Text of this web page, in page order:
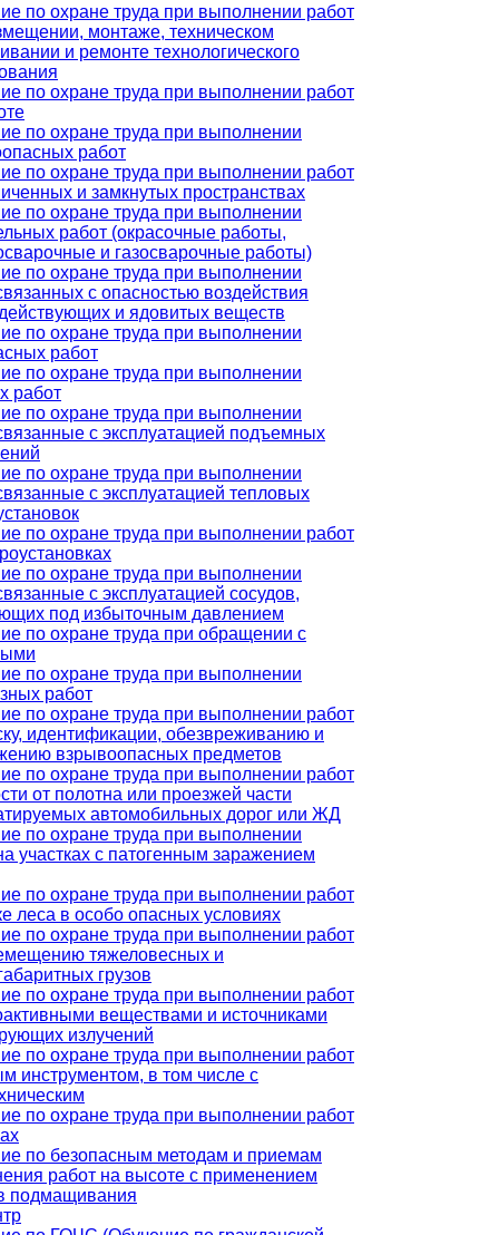
по охране труда при выполнении работ
монтаже, техническом
и ремонте технологического
по охране труда при выполнении работ
по охране труда при выполнении
работ
по охране труда при выполнении работ
и замкнутых пространствах
по охране труда при выполнении
работ (окрасочные работы,
и газосварочные работы)
по охране труда при выполнении
с опасностью воздействия
и ядовитых веществ
по охране труда при выполнении
работ
по охране труда при выполнении
работ
по охране труда при выполнении
с эксплуатацией подъемных
по охране труда при выполнении
с эксплуатацией тепловых
по охране труда при выполнении работ
по охране труда при выполнении
с эксплуатацией сосудов,
под избыточным давлением
по охране труда при обращении с
по охране труда при выполнении
работ
по охране труда при выполнении работ
идентификации, обезвреживанию и
взрывоопасных предметов
по охране труда при выполнении работ
от полотна или проезжей части
автомобильных дорог или ЖД
по охране труда при выполнении
участках с патогенным заражением
по охране труда при выполнении работ
леса в особо опасных условиях
по охране труда при выполнении работ
тяжеловесных и
грузов
по охране труда при выполнении работ
веществами и источниками
излучений
по охране труда при выполнении работ
инструментом, в том числе с
по охране труда при выполнении работ
по безопасным методам и приемам
работ на высоте с применением
подмащивания